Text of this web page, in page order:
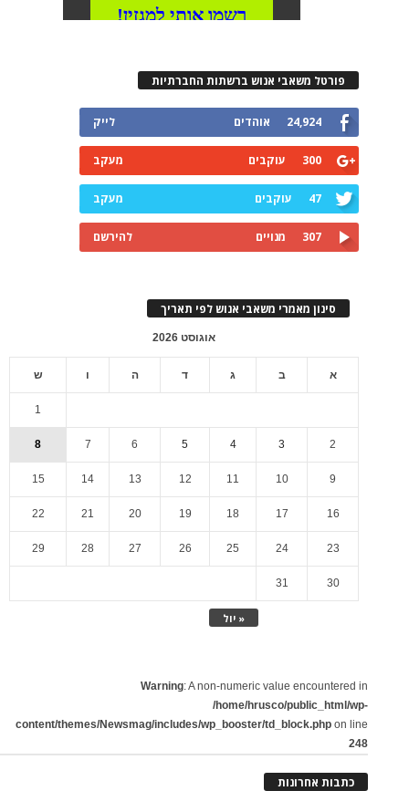
פורטל משאבי אנוש ברשתות החברתיות
24,924 אוהדים לייק
300 עוקבים מעקב
47 עוקבים מעקב
307 מנויים להירשם
סינון מאמרי משאבי אנוש לפי תאריך
אוגוסט 2026
א ב ג ד ה ו ש
« יול
1
2
3
4
5
6
7
8
9
10
11
12
13
14
15
16
17
18
19
20
21
22
23
24
25
26
27
28
29
30
31
Warning: A non-numeric value encountered in
/home/hrusco/public_html/wp-
content/themes/Newsmag/includes/wp_booster/td_block.php on line
248
כתבות אחרונות